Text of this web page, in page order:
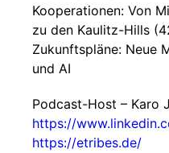
Kooperationen: Von
zu den Kaulitz-Hills
Zukunftspläne: Neue
und AI
Podcast-Host – Karo
https://
https://etribes.de/